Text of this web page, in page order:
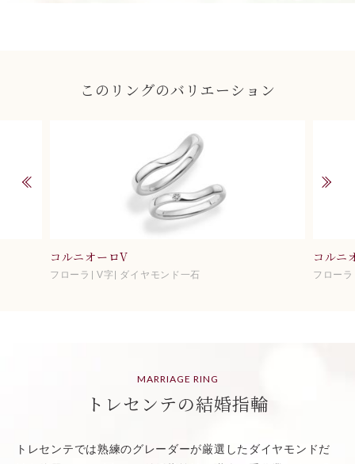
このリングのバリエーション
コルニオーロV
フローラ V字 ダイヤモンド一石
コルニ
フローラ
MARRIAGE RING
トレセンテの結婚指輪
トレセンテでは熟練のグレーダーが厳選したダイヤモンドだ